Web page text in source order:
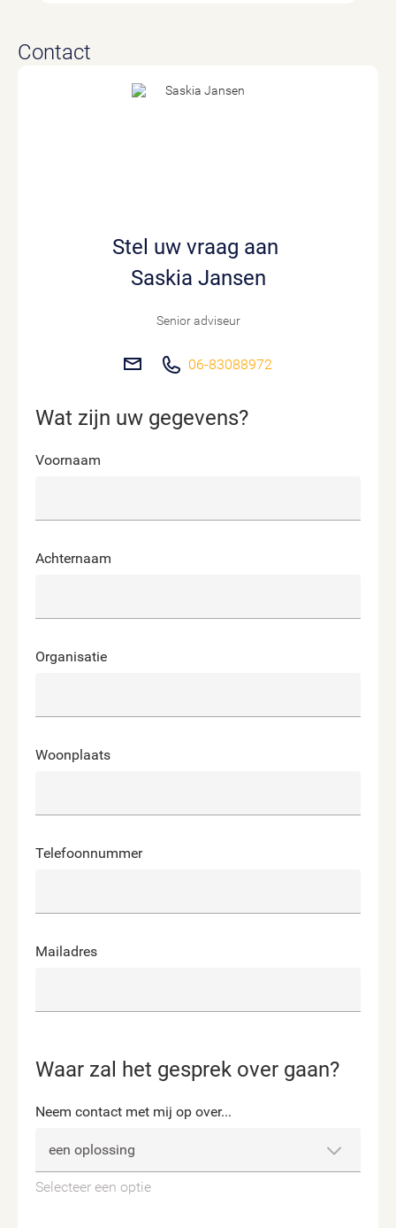
Contact
Stel uw vraag aan
Saskia Jansen
Senior adviseur
06-83088972
Wat zijn uw gegevens?
Voornaam
Achternaam
Organisatie
Woonplaats
Telefoonnummer
Mailadres
Waar zal het gesprek over gaan?
Neem contact met mij op over...
Selecteer een optie